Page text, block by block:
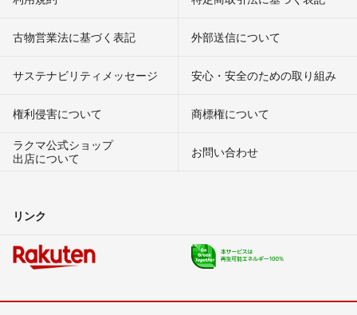
古物営業法に基づく表記 外部送信について
サステナビリティメッセージ 安心・安全のための取り組み
権利侵害について
商標権について
ラクマ公式ショップ
出店について
お問い合わせ
リンク